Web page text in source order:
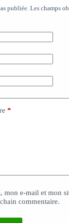
publiée. Les champs
*
mon e-mail et mon
commentaire.